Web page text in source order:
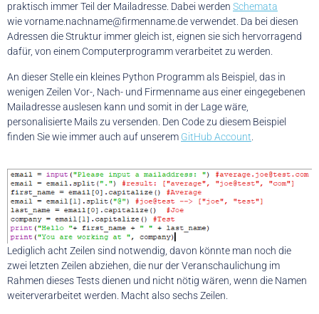
praktisch immer Teil der Mailadresse. Dabei werden Schemata
wie vorname.nachname@firmenname.de verwendet. Da bei diesen
Adressen die Struktur immer gleich ist, eignen sie sich hervorragend
dafür, von einem Computerprogramm verarbeitet zu werden.
An dieser Stelle ein kleines Python Programm als Beispiel, das in
wenigen Zeilen Vor-, Nach- und Firmenname aus einer eingegebenen
Mailadresse auslesen kann und somit in der Lage wäre,
personalisierte Mails zu versenden. Den Code zu diesem Beispiel
finden Sie wie immer auch auf unserem GitHub Account
Lediglich acht Zeilen sind notwendig, davon könnte man noch die
zwei letzten Zeilen abziehen, die nur der Veranschaulichung im
Rahmen dieses Tests dienen und nicht nötig wären, wenn die Namen
weiterverarbeitet werden. Macht also sechs Zeilen.